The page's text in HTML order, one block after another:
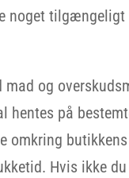
tilgængeligt i
mad og
hentes på
omkring
Hvis ikke